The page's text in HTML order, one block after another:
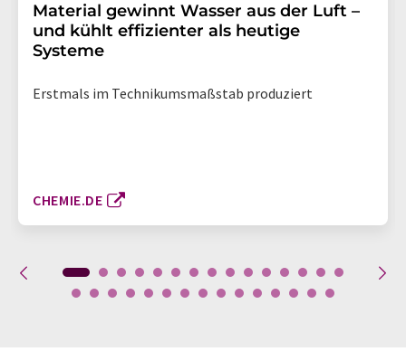
Material gewinnt Wasser aus der Luft –
und kühlt effizienter als heutige
Systeme
Erstmals im Technikumsmaßstab produziert
CHEMIE.DE